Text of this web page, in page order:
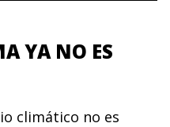
YA NO ES
climático no es